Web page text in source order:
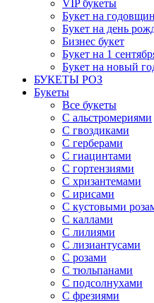
VIP букеты
Букет на
Букет на день
Бизнес букет
Букет на 1
Букет на новый
БУКЕТЫ РОЗ
Букеты
Все букеты
С альстромериями
С гвоздиками
С герберами
С гиацинтами
С гортензиями
С хризантемами
С ирисами
С кустовыми
С каллами
С лилиями
С лизиантусами
С розами
С тюльпанами
С подсолнухами
С фрезиями